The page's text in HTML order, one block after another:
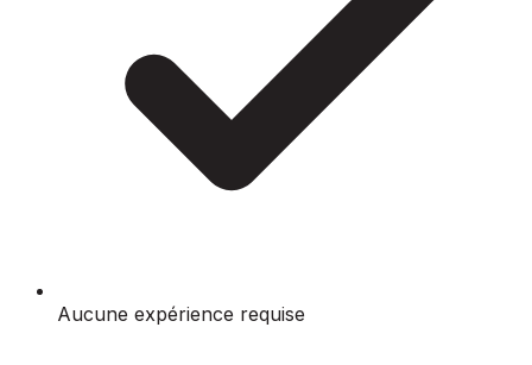
Aucune expérience requise